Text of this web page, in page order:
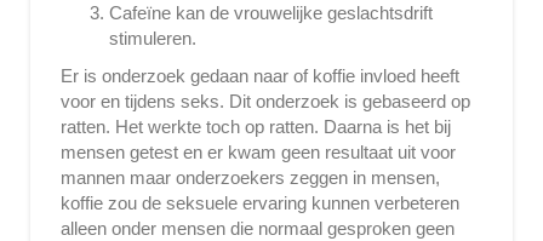
Cafeïne kan de vrouwelijke geslachtsdrift
stimuleren.
Er is onderzoek gedaan naar of koffie invloed heeft
voor en tijdens seks. Dit onderzoek is gebaseerd op
ratten. Het werkte toch op ratten. Daarna is het bij
mensen getest en er kwam geen resultaat uit voor
mannen maar onderzoekers zeggen in mensen,
koffie zou de seksuele ervaring kunnen verbeteren
alleen onder mensen die normaal gesproken geen